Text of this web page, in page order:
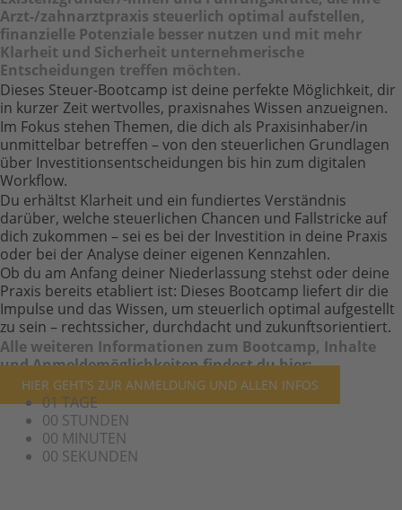
Arzt-/zahnarztpraxis steuerlich optimal aufstellen,
finanzielle Potenziale besser nutzen und mit mehr
Klarheit und Sicherheit unternehmerische
Entscheidungen treffen möchten.
Dieses Steuer-Bootcamp ist deine perfekte Möglichkeit, dir
in kurzer Zeit wertvolles, praxisnahes Wissen anzueignen.
Im Fokus stehen Themen, die dich als Praxisinhaber/in
unmittelbar betreffen – von den steuerlichen Grundlagen
über Investitionsentscheidungen bis hin zum digitalen
Workflow.
Du erhältst Klarheit und ein fundiertes Verständnis
darüber, welche steuerlichen Chancen und Fallstricke auf
dich zukommen – sei es bei der Investition in deine Praxis
oder bei der Analyse deiner eigenen Kennzahlen.
Ob du am Anfang deiner Niederlassung stehst oder deine
Praxis bereits etabliert ist: Dieses Bootcamp liefert dir die
Impulse und das Wissen, um steuerlich optimal aufgestellt
zu sein – rechtssicher, durchdacht und zukunftsorientiert.
Alle weiteren Informationen zum Bootcamp, Inhalte
und Anmeldemöglichkeiten findest du hier:
HIER GEHT’S ZUR ANMELDUNG UND ALLEN INFOS
01TAGE
00 STUNDEN
00 MINUTEN
00 SEKUNDEN